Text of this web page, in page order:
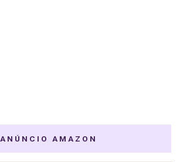
ANÚNCIO AMAZON